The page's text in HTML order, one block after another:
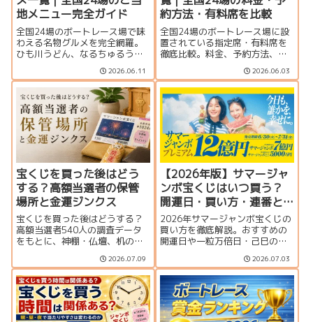
地メニュー完全ガイド
全国24場のボートレース場で味
わえる名物グルメを完全網羅。
ひも川うどん、なるちゅるうど
ん、多幸焼、くじらロールな
ど、ご当地メニューや編集部お
すすめランキングを紹介しま
す。
2026.06.11
約方法・有料席を比較
全国24場のボートレース場に設
置されている指定席・有料席を
徹底比較。料金、予約方法、個
室・グループ席の有無、サービ
ス内容を一覧で紹介します。豪
華なVIPルームから格安指定席ま
で、観戦スタイルに合った座席
選びに役立つ完全ガイドです。
2026.06.03
宝くじを買った後はどう
する？高額当選者の保管
場所と金運ジンクス
宝くじを買った後はどうする？
高額当選者540人の調査データ
をもとに、神棚・仏壇、机の引
の保管場所を紹介。宝くじの置
き場所や購入後に試したい金運
ジンクス、当選確認から換金ま
での注意点も解説します。
2026.07.09
【2026年版】サマージャ
ンボ宝くじはいつ買う？
開運日・買い方・連番と
バラの違いを徹底解説
2026年サマージャンボ宝くじの
買い方を徹底解説。おすすめの
開運日や一粒万倍日・己巳の
うのがおすすめか、プレミア
ム・ミニとの比較、当せん確率
まで分かりやすく紹介します。
2026.07.03